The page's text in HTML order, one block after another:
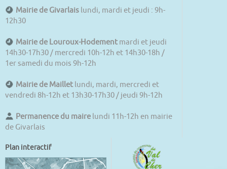
Mairie de Givarlais lundi, mardi et jeudi : 9h-
12h30
Mairie de Louroux-Hodement mardi et jeudi
14h30-17h30 / mercredi 10h-12h et 14h30-18h /
1er samedi du mois 9h-12h
Mairie de Maillet lundi, mardi, mercredi et
vendredi 8h-12h et 13h30-17h30 / jeudi 9h-12h
Permanence du maire lundi 11h-12h en mairie
de Givarlais
Plan interactif